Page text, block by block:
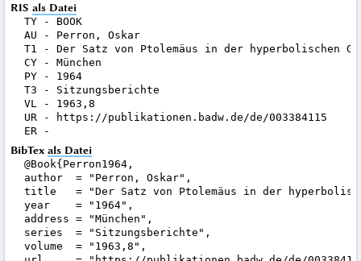
RIS als Datei
TY - BOOK
AU - Perron, Oskar
T1 - Der Satz von Ptolemäus in der hyperbolischen
CY - München
PY - 1964
T3 - Sitzungsberichte
VL - 1963,8
UR - https://publikationen.badw.de/de/003384115
BibTex als Datei
@Book{Perron1964,
author  = "Perron, Oskar",
title   = "Der Satz von Ptolemäus in der
year    = "1964",
address = "München",
series  = "Sitzungsberichte",
volume  = "1963,8",